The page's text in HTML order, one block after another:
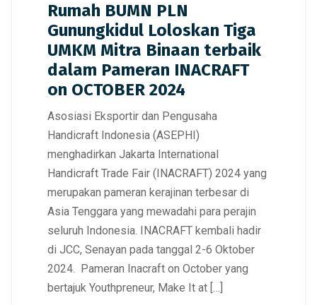
Rumah BUMN PLN
Gunungkidul Loloskan Tiga
UMKM Mitra Binaan terbaik
dalam Pameran INACRAFT
on OCTOBER 2024
Asosiasi Eksportir dan Pengusaha
Handicraft Indonesia (ASEPHI)
menghadirkan Jakarta International
Handicraft Trade Fair (INACRAFT) 2024 yang
merupakan pameran kerajinan terbesar di
Asia Tenggara yang mewadahi para perajin
seluruh Indonesia. INACRAFT kembali hadir
di JCC, Senayan pada tanggal 2-6 Oktober
2024. Pameran Inacraft on October yang
bertajuk Youthpreneur, Make It at […]